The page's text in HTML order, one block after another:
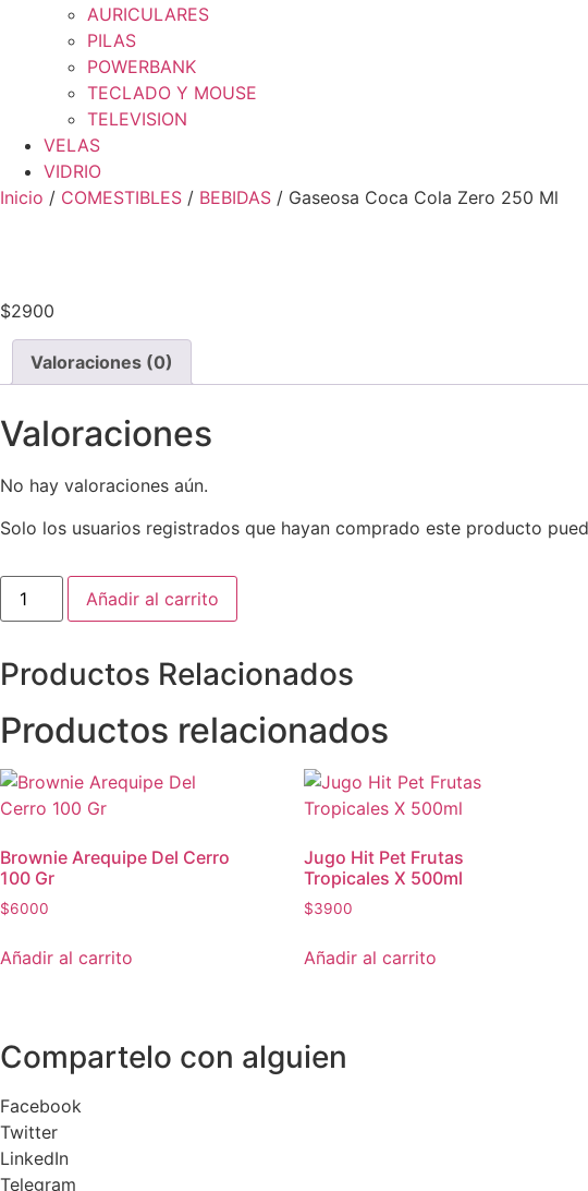
AURICULARES
PILAS
POWERBANK
TECLADO Y MOUSE
TELEVISION
VELAS
VIDRIO
Inicio / COMESTIBLES / BEBIDAS / Gaseosa Coca Cola Zero 250 Ml
$2900
Valoraciones (0)
Valoraciones
No hay valoraciones aún.
Solo los usuarios registrados que hayan comprado este producto
Gaseosa
Coca
Cola
Ml
cantidad
Añadir al carrito
Productos Relacionados
Productos relacionados
Brownie Arequipe Del Cerro
100 Gr
$6000
Añadir al carrito
Jugo Hit Pet Frutas
Tropicales X 500ml
$3900
Añadir al carrito
Compartelo con alguien
Facebook
Twitter
LinkedIn
Telegram